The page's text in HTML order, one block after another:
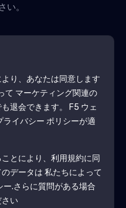
い。
り、あなたは同意します
て マーケティング関連の
退会できます。
F5 ウェ
イバシー ポリシーが適
とにより、利用規約に同
データは 私たちによって
ー.さらに質問がある場合
い